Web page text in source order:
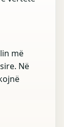
më
Në